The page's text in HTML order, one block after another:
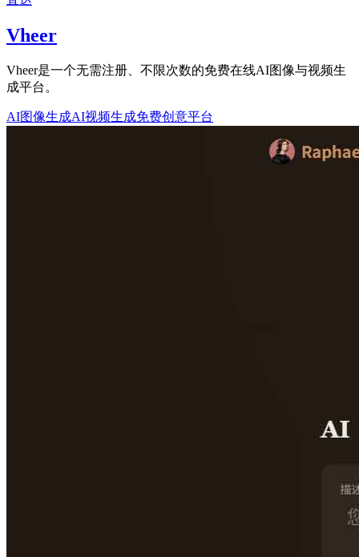
Vheer
Vheer是一个无需注册、不限次数的免费在线AI图像与视频生
成平台。
AI图像生成AI视频生成免费创意平台